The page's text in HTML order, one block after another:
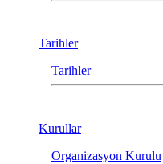
Tarihler
Tarihler
Kurullar
Organizasyon Kurulu